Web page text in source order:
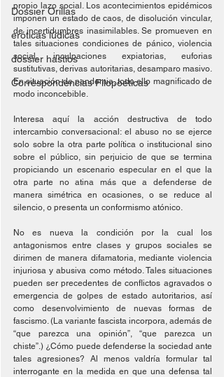
Dossier Orillas
eróticas lúdicas
dossier hastíos
Correspondencias Filopoéticas
propio lazo social. Los acontecimientos epidémicos
imponen un estado de caos, de disolución vincular,
de incertidumbres inasimilables. Se promueven en
tales situaciones condiciones de pánico, violencia
social, inculpaciones expiatorias, euforias
sustitutivas, derivas autoritarias, desamparo masivo.
En situación de pandemia, todo ello magnificado de
modo inconcebible.
Interesa aquí la acción destructiva de todo
intercambio conversacional: el abuso no se ejerce
solo sobre la otra parte política o institucional sino
sobre el público, sin perjuicio de que se termina
propiciando un escenario especular en el que la
otra parte no atina más que a defenderse de
manera simétrica en ocasiones, o se reduce al
silencio, o presenta un conformismo atónico.
No es nueva la condición por la cual los
antagonismos entre clases y grupos sociales se
dirimen de manera difamatoria, mediante violencia
injuriosa y abusiva como método. Tales situaciones
pueden ser precedentes de conflictos agravados o
emergencia de golpes de estado autoritarios, así
como desenvolvimiento de nuevas formas de
fascismo. (La variante fascista incorpora, además de
“que parezca una opinión”, “que parezca un
chiste”.) ¿Cómo puede defenderse la sociedad ante
tales agresiones? Al menos valdría formular tal
interrogante en la medida en que una defensa tal